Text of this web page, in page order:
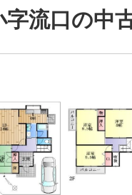
流口の中